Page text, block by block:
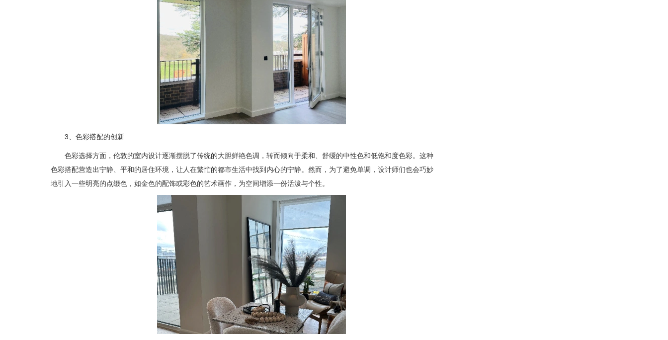
3、色彩搭配的创新
色彩选择方面，伦敦的室内设计逐渐摆脱了传统的大胆鲜艳色调，转而倾向于柔和、舒缓的中性色和低饱和度色彩。这种
色彩搭配营造出宁静、平和的居住环境，让人在繁忙的都市生活中找到内心的宁静。然而，为了避免单调，设计师们也会巧妙
地引入一些明亮的点缀色，如金色的配饰或彩色的艺术画作，为空间增添一份活泼与个性。